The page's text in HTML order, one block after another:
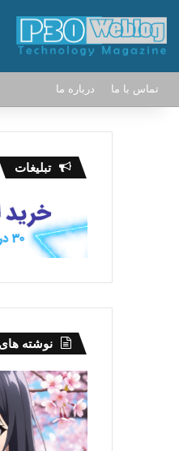
تماس با ما درباره ما
تبلیغات
نوشته